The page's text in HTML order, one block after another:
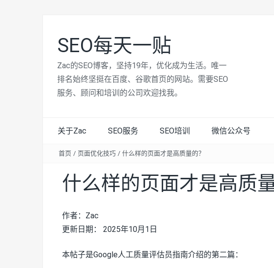
SEO每天一贴
Zac的SEO博客，坚持19年，优化成为生活。唯一
排名始终坚挺在百度、谷歌首页的网站。需要SEO
服务、顾问和培训的公司欢迎找我。
关于Zac SEO服务 SEO培训 微信公众号
首页 / 页面优化技巧 / 什么样的页面才是高质量的？
什么样的页面才是高质量
作者：Zac
更新日期： 2025年10月1日
本帖子是Google人工质量评估员指南介绍的第二篇：